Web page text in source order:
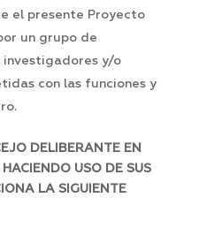
el presente Proyecto
un grupo de
investigadores y/o
con las funciones y
DELIBERANTE EN
USO DE SUS
LA SIGUIENTE